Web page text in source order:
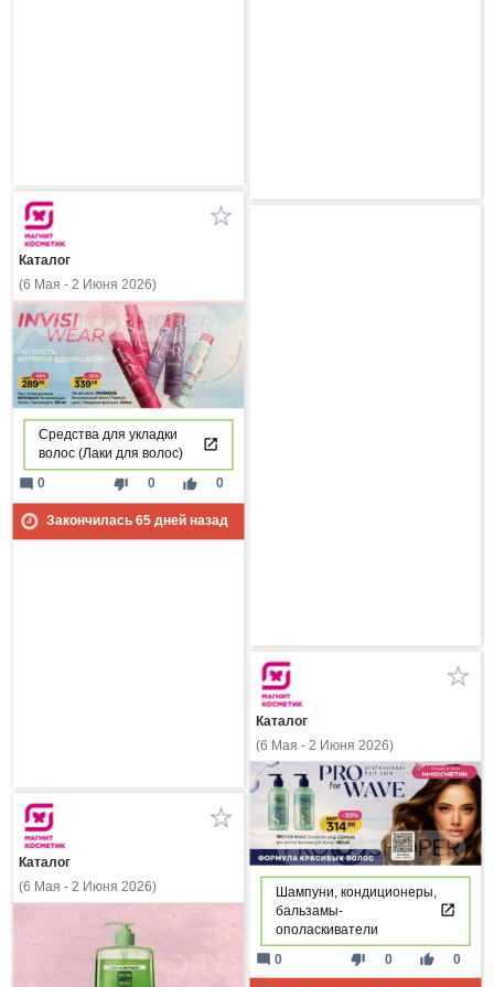
Каталог
(6 Мая - 2 Июня 2026)
Средства для укладки
волос (Лаки для волос)
thumb_down 0 thumb_up 0
mode_comment 0
Закончилась 65дней назад
Каталог
(6 Мая - 2 Июня 2026)
Шампуни, кондиционеры,
бальзамы-
ополаскиватели
thumb_down 0 thumb_up 0
mode_comment 0
Каталог
(6 Мая - 2 Июня 2026)